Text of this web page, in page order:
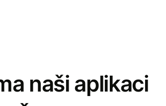
naši aplikaci